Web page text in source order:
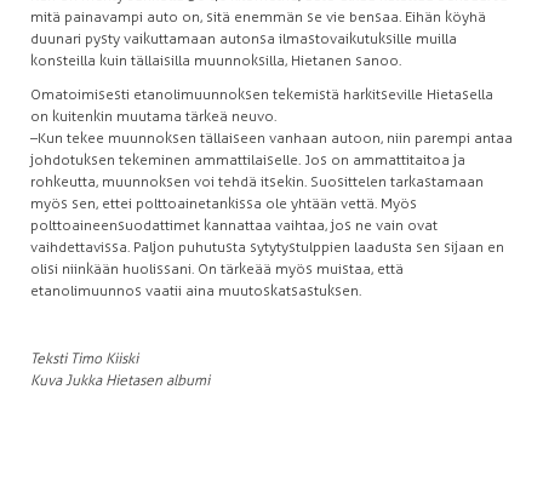
mitä painavampi auto on, sitä enemmän se vie bensaa. Eihän köyhä
duunari pysty vaikuttamaan autonsa ilmastovaikutuksille muilla
konsteilla kuin tällaisilla muunnoksilla, Hietanen sanoo.
Omatoimisesti etanolimuunnoksen tekemistä harkitseville Hietasella
on kuitenkin muutama tärkeä neuvo.
–Kun tekee muunnoksen tällaiseen vanhaan autoon, niin parempi antaa
johdotuksen tekeminen ammattilaiselle. Jos on ammattitaitoa ja
rohkeutta, muunnoksen voi tehdä itsekin. Suosittelen tarkastamaan
myös sen, ettei polttoainetankissa ole yhtään vettä. Myös
polttoaineensuodattimet kannattaa vaihtaa, jos ne vain ovat
vaihdettavissa. Paljon puhutusta sytytystulppien laadusta sen sijaan en
olisi niinkään huolissani. On tärkeää myös muistaa, että
etanolimuunnos vaatii aina muutoskatsastuksen.
Teksti Timo Kiiski
Kuva Jukka Hietasen albumi